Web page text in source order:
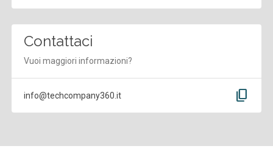
Contattaci
Vuoi maggiori informazioni?
info@techcompany360.it content_copy